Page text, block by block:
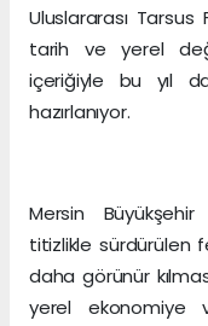
Uluslararası
tarih ve yerel
içeriğiyle bu yıl
hazırlanıyor.
Mersin Büyükşehir
titizlikle sürdürülen
daha görünür
yerel ekonomiye